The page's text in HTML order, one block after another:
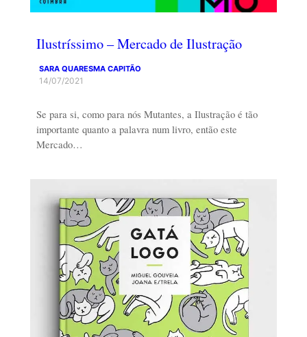
Ilustríssimo – Mercado de Ilustração
SARA QUARESMA CAPITÃO
14/07/2021
Se para si, como para nós Mutantes, a Ilustração é tão
importante quanto a palavra num livro, então este
Mercado…